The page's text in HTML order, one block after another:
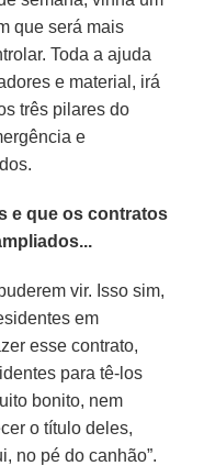
que será mais
Toda a ajuda
e material, irá
três pilares do
e
e que os contratos
vir. Isso sim,
em
esse contrato,
para tê-los
bonito, nem
o título deles,
no pé do canhão”.